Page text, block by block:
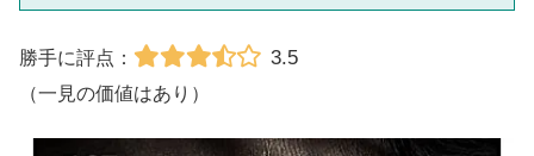
勝手に評点： 3.5
（一見の価値はあり）